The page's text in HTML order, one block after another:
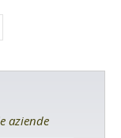
aziende